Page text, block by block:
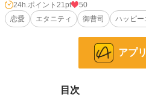
そんなとき。知り合いのお爺さんから秘書
く紗凪。
その仕事場なんと大手老舗化粧品会社『
で、罰ゲームで告白してきた黄瀬薫（きせ
しかも黄瀬薫は若き社長になっており、
お互いの過去は触れず、ビジネスライク
れてないようで！？
24h.ポイント 21pt
50
恋愛
エタニティ 御曹司 ハッピー
アプ
目次